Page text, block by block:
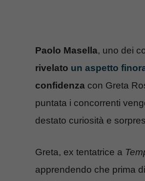
Paolo Masella, uno dei
rivelato un aspetto
confidenza con Greta
puntata i concorrenti
destato curiosità e
Greta, ex tentatrice a
apprendendo che prima